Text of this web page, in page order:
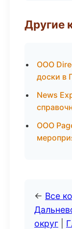
Другие
ООО
доски в
News
ООО
← Все
округ